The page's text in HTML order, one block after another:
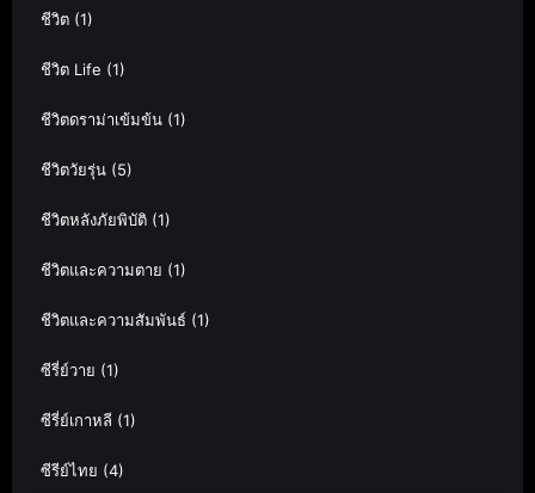
ชีวิต (1)
ชีวิต Life (1)
ชีวิตดราม่าเข้มข้น (1)
ชีวิตวัยรุ่น (5)
ชีวิตหลังภัยพิบัติ (1)
ชีวิตและความตาย (1)
ชีวิตและความสัมพันธ์ (1)
ซีรี่ย์วาย (1)
ซีรี่ย์เกาหลี (1)
ซีรีย์ไทย (4)